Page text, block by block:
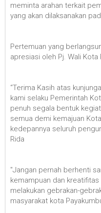
meminta arahan terkait
yang akan dilaksanakan
Pertemuan yang
apresiasi oleh Pj. Wali Kota
“Terima Kasih atas
kami selaku Pemerintah
penuh segala bentuk
semua demi kemajuan
kedepannya seluruh
Rida
"Jangan pernah berhenti
kemampuan dan
melakukan gebrakan-
masyarakat kota